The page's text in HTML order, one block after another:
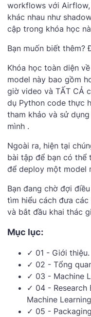
workflows với
khác nhau như
cập trong khóa học
Bạn muốn biết thêm?
Khóa học toàn diện
model này bao gồm
giờ video và TẤT CẢ
dụ Python code thực
tham khảo và sử
mình .
Ngoài ra, hiện tại
bài tập để bạn có thể
để deploy một model
Bạn đang chờ đợi
tìm hiểu cách đưa
và bắt đầu khai thác
Mục lục:
✓ 01 - Giới thiệu.
✓ 02 - Tổng
✓ 03 - Machine
✓ 04 - Research
Machine
✓ 05 -